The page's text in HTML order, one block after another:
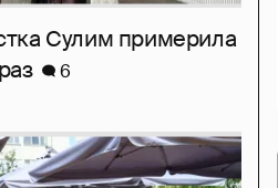
Сулим примерила
6